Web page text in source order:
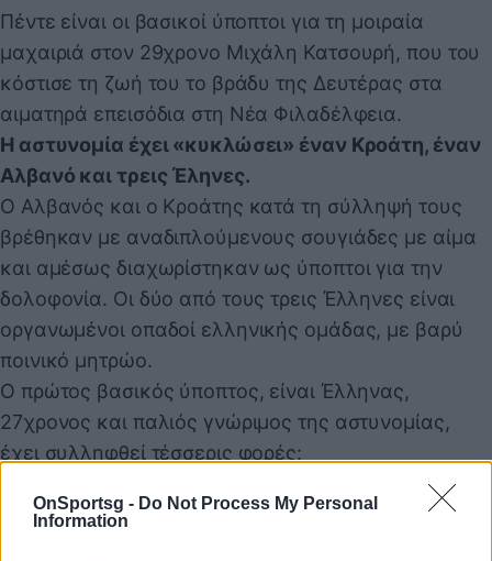
OnSportsg - Do Not Process My Personal
Information
Πέντε είναι οι βασικοί ύποπτοι για τη μοιραία
μαχαιριά στον 29χρονο Μιχάλη Κατσουρή, που του
κόστισε τη ζωή του το βράδυ της Δευτέρας στα
αιματηρά επεισόδια στη Νέα Φιλαδέλφεια.
Η αστυνομία έχει «κυκλώσει» έναν Κροάτη, έναν
Αλβανό και τρεις Έληνες.
Ο Αλβανός και ο Κροάτης κατά τη σύλληψή τους
βρέθηκαν με αναδιπλούμενους σουγιάδες με αίμα
και αμέσως διαχωρίστηκαν ως ύποπτοι για την
δολοφονία. Οι δύο από τους τρεις Έλληνες είναι
οργανωμένοι οπαδοί ελληνικής ομάδας, με βαρύ
ποινικό μητρώο.
Ο πρώτος βασικός ύποπτος, είναι Έλληνας,
27χρονος και παλιός γνώριμος της αστυνομίας,
έχει συλληφθεί τέσσερις φορές:
15/3/2018: συνελήφθη μαζί με άλλα 10-15 άτομα για
επίθεση με λοστούς σε κατάστημα στα Πετράλωνα